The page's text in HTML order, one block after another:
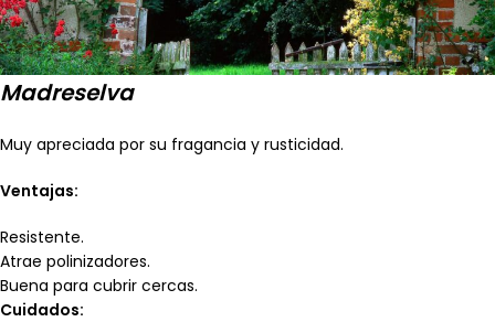
Madreselva
Muy apreciada por su fragancia y rusticidad.
Ventajas:
Resistente.
Atrae polinizadores.
Buena para cubrir cercas.
Cuidados: